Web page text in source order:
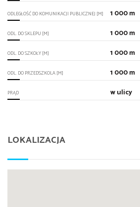
ODLEGŁOŚĆ DO KOMUNIKACJI PUBLICZNEJ [M] 1 000 m
ODL. DO SKLEPU [M] 1 000 m
ODL. DO SZKOŁY [M] 1 000 m
ODL. DO PRZEDSZKOLA [M] 1 000 m
PRĄD w ulicy
LOKALIZACJA